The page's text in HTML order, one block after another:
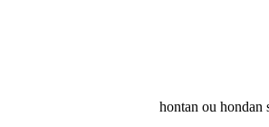
hontan ou hondan